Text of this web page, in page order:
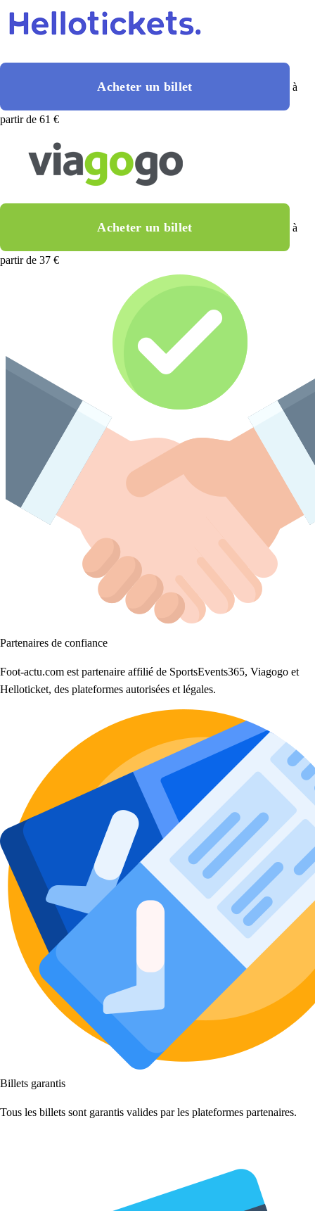
Acheter un billet à
partir de 61 €
Acheter un billet à
partir de 37 €
Partenaires de confiance
Foot-actu.com est partenaire affilié de SportsEvents365, Viagogo et
Helloticket, des plateformes autorisées et légales.
Billets garantis
Tous les billets sont garantis valides par les plateformes partenaires.